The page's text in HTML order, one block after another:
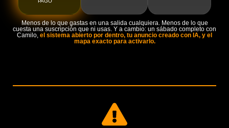
Menos de lo que gastas en una salida cualquiera. Menos de lo que
cuesta una suscripción que ni usas. Y a cambio: un sábado completo con
Camilo, el sistema abierto por dentro, tu anuncio creado con IA, y el
mapa exacto para activarlo.